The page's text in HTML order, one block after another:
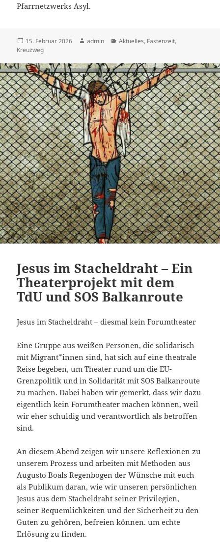
Pfarrnetzwerks Asyl.
Veröffentlicht
am
15. Februar 2026 Autor
admin Kategorien
Aktuelles, Fastenzeit,
Kreuzweg
Jesus im Stacheldraht – Ein
Theaterprojekt mit dem
TdU und SOS Balkanroute
Jesus im Stacheldraht – diesmal kein Forumtheater
Eine Gruppe aus weißen Personen, die solidarisch
mit Migrant*innen sind, hat sich auf eine theatrale
Reise begeben, um Theater rund um die EU-
Grenzpolitik und in Solidarität mit SOS Balkanroute
zu machen. Dabei haben wir gemerkt, dass wir dazu
eigentlich kein Forumtheater machen können, weil
wir eher schuldig und verantwortlich als betroffen
sind.
An diesem Abend zeigen wir unsere Reflexionen zu
unserem Prozess und arbeiten mit Methoden aus
Augusto Boals Regenbogen der Wünsche mit euch
als Publikum daran, wie wir unseren persönlichen
Jesus aus dem Stacheldraht seiner Privilegien,
seiner Bequemlichkeiten und der Sicherheit zu den
Guten zu gehören, befreien können. um echte
Erlösung zu finden.